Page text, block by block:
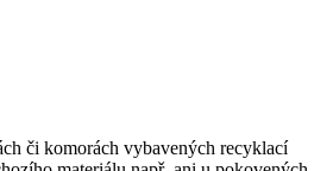
či komorách vybavených recyklací